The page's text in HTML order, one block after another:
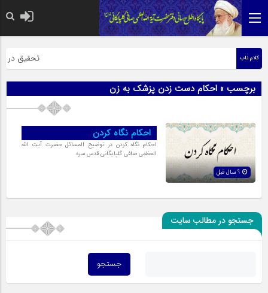
کلام ناب تحقیق در
برچسب » احکام دست زدن پزشک به زن
احکام نگاه کردن
احکام نگاه کردن در توضیح المسائل حضرت آیت الله
العظمی صافی گلپایگانی قدس سره
جستجو در مطالب سایت